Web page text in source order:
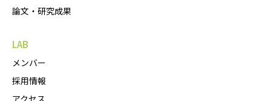
論文・研究成果
LAB
メンバー
採用情報
アクセス